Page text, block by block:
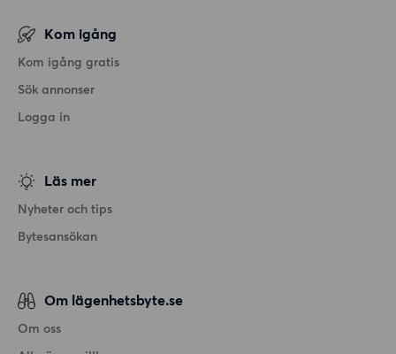
Kom igång
Kom igång gratis
Sök annonser
Logga in
Läs mer
Nyheter och tips
Bytesansökan
Om lägenhetsbyte.se
Om oss